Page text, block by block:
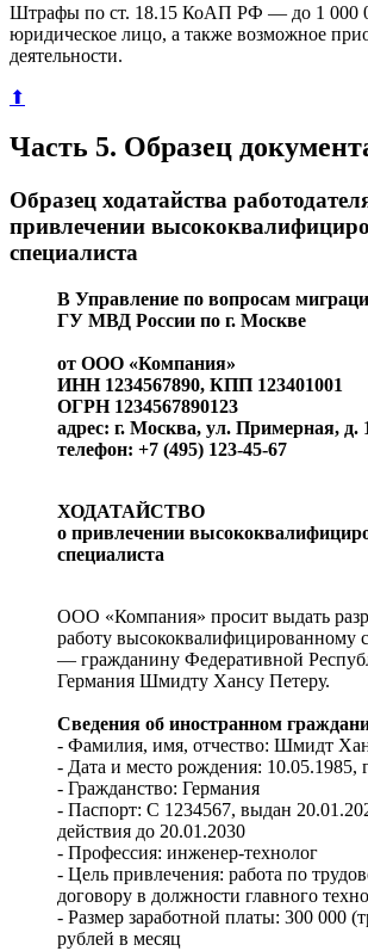
Штрафы по ст. 18.15 КоАП РФ — до 1 000
юридическое лицо, а также возможное
деятельности.
⬆
Часть 5. Образец
Образец ходатайства
привлечении
специалиста
В Управление по вопросам
ГУ МВД России по г. Москве
от ООО «Компания»
ИНН 1234567890, КПП 123401001
ОГРН 1234567890123
адрес: г. Москва, ул. Примерная, д.
телефон: +7 (495) 123-45-67
ХОДАТАЙСТВО
о привлечении
специалиста
ООО «Компания» просит выдать
работу высококвалифицированному
— гражданину Федеративной
Германия Шмидту Хансу Петеру.
Сведения об иностранном
- Фамилия, имя, отчество: Шмидт
- Дата и место рождения: 10.05.1985,
- Гражданство: Германия
- Паспорт: С 1234567, выдан
действия до 20.01.2030
- Профессия: инженер-технолог
- Цель привлечения: работа по
договору в должности главного
- Размер заработной платы: 300 000
рублей в месяц